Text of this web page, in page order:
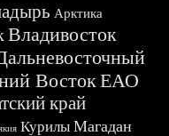
Арктика
Владивосток
ВостокЕАО
край
Курилы Магадан